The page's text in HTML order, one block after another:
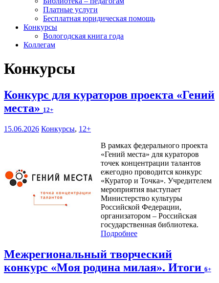
Платные услуги
Бесплатная юридическая помощь
Конкурсы
Вологодская книга года
Коллегам
Конкурсы
Конкурс для кураторов проекта «Гений
места» 12+
15.06.2026 Конкурсы, 12+
В рамках федерального проекта
«Гений места» для кураторов
точек концентрации талантов
ежегодно проводится конкурс
«Куратор и Точка». Учредителем
мероприятия выступает
Министерство культуры
Российской Федерации,
организатором – Российская
государственная библиотека.
Подробнее
Межрегиональный творческий
конкурс «Моя родина милая». Итоги 6+